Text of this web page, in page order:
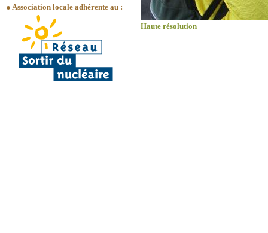
● Association locale adhérente au :
Haute résolution